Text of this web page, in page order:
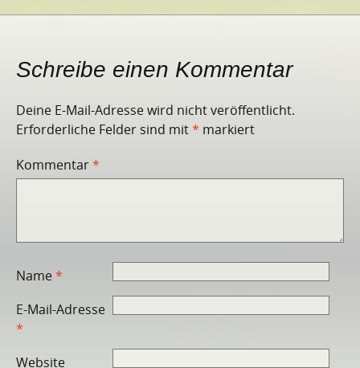
Schreibe einen Kommentar
Deine E-Mail-Adresse wird nicht veröffentlicht.
Erforderliche Felder sind mit* markiert
Kommentar*
Name*
E-Mail-Adresse
*
Website